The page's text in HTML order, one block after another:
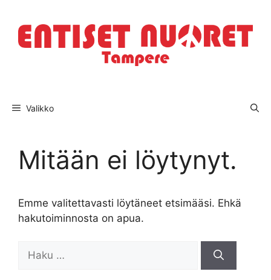
sisältöön
Valikko
Mitään ei löytynyt.
Emme valitettavasti löytäneet etsimääsi. Ehkä
hakutoiminnosta on apua.
Haku: